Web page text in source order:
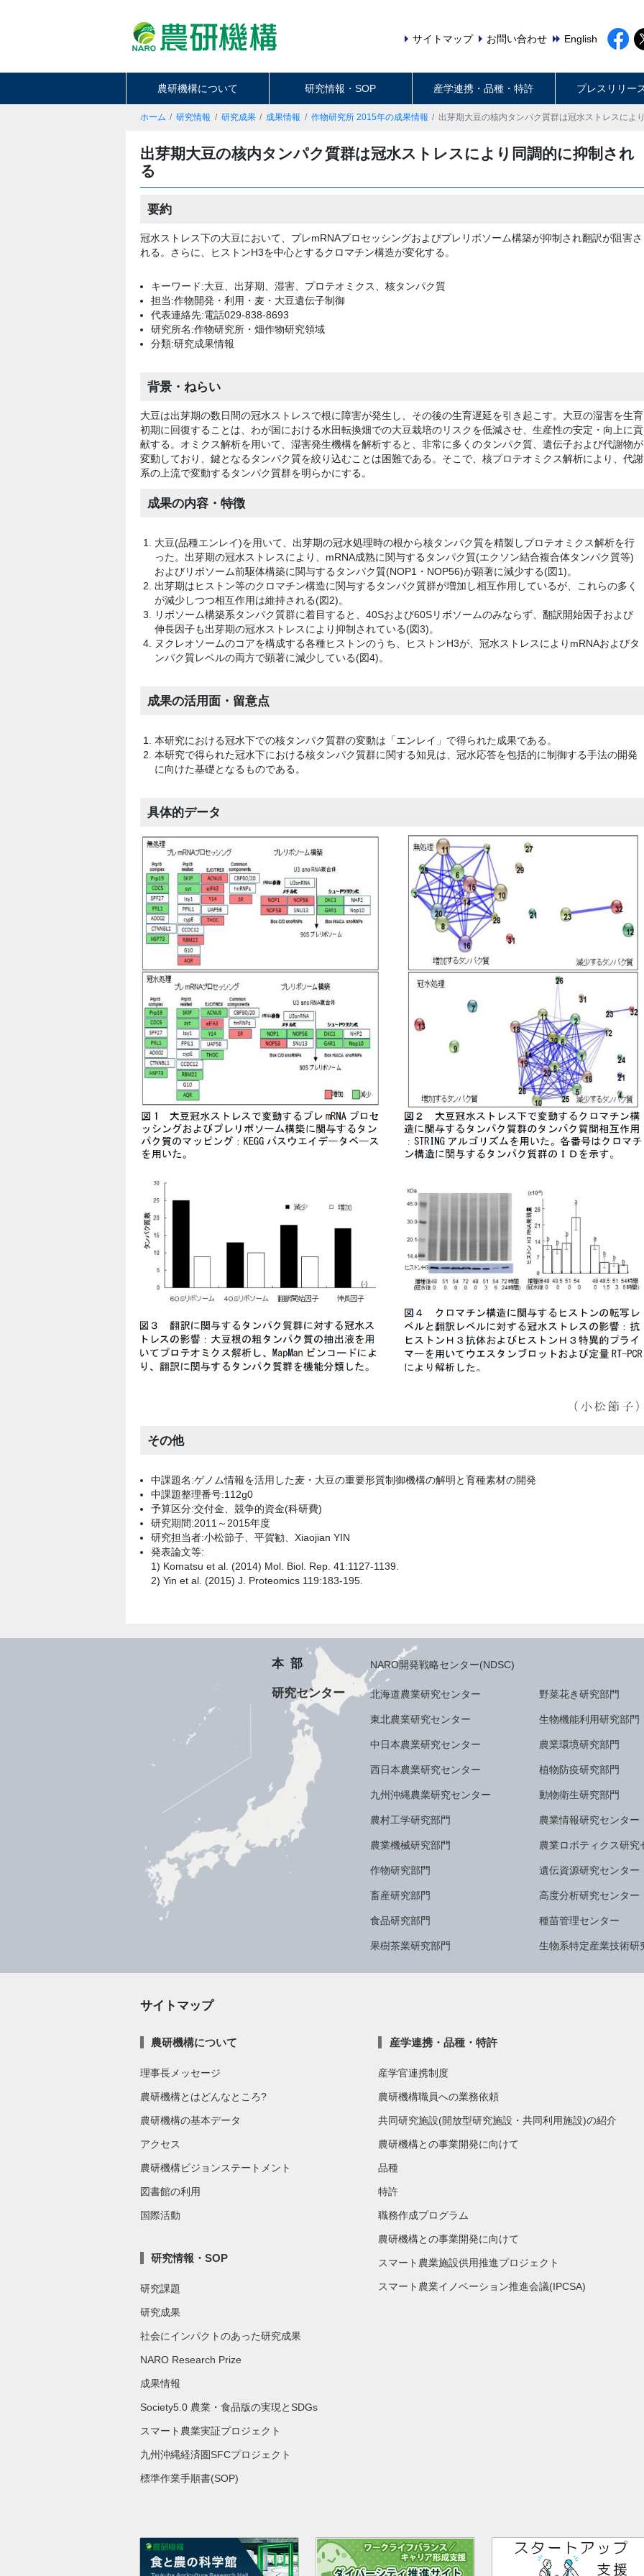
サイトマップ お問い合わせ English
農研機構について 研究情報・SOP 産学連携・品種・特許 プレスリリー
ホーム 研究情報 研究成果 成果情報 作物研究所 2015年の成果情報 出芽期大豆の核内タンパク質群は冠水ストレスによ
出芽期大豆の核内タンパク質群は冠水ストレスにより同調的に抑制され
る
要約
冠水ストレス下の大豆において、プレmRNAプロセッシングおよびプレリボソーム構築が抑制され翻訳が阻害さ
れる。さらに、ヒストンH3を中心とするクロマチン構造が変化する。
キーワード:大豆、出芽期、湿害、プロテオミクス、核タンパク質
担当:作物開発・利用・麦・大豆遺伝子制御
代表連絡先:電話029-838-8693
研究所名:作物研究所・畑作物研究領域
分類:研究成果情報
背景・ねらい
大豆は出芽期の数日間の冠水ストレスで根に障害が発生し、その後の生育遅延を引き起こす。大豆の湿害を生育
初期に回復することは、わが国における水田転換畑での大豆栽培のリスクを低減させ、生産性の安定・向上に貢
献する。オミクス解析を用いて、湿害発生機構を解析すると、非常に多くのタンパク質、遺伝子および代謝物が
変動しており、鍵となるタンパク質を絞り込むことは困難である。そこで、核プロテオミクス解析により、代謝
系の上流で変動するタンパク質群を明らかにする。
成果の内容・特徴
大豆(品種エンレイ)を用いて、出芽期の冠水処理時の根から核タンパク質を精製しプロテオミクス解析を行
った。出芽期の冠水ストレスにより、mRNA成熟に関与するタンパク質(エクソン結合複合体タンパク質等)
およびリボソーム前駆体構築に関与するタンパク質(NOP1・NOP56)が顕著に減少する(図1)。
出芽期はヒストン等のクロマチン構造に関与するタンパク質群が増加し相互作用しているが、これらの多く
が減少しつつ相互作用は維持される(図2)。
リボソーム構築系タンパク質群に着目すると、40Sおよび60Sリボソームのみならず、翻訳開始因子および
伸長因子も出芽期の冠水ストレスにより抑制されている(図3)。
ヌクレオソームのコアを構成する各種ヒストンのうち、ヒストンH3が、冠水ストレスによりmRNAおよびタ
ンパク質レベルの両方で顕著に減少している(図4)。
成果の活用面・留意点
本研究における冠水下での核タンパク質群の変動は「エンレイ」で得られた成果である。
本研究で得られた冠水下における核タンパク質群に関する知見は、冠水応答を包括的に制御する手法の開発
に向けた基礎となるものである。
具体的データ
その他
中課題名:ゲノム情報を活用した麦・大豆の重要形質制御機構の解明と育種素材の開発
中課題整理番号:112g0
予算区分:交付金、競争的資金(科研費)
研究期間:2011～2015年度
研究担当者:小松節子、平賀勧、Xiaojian YIN
発表論文等:
1) Komatsu et al. (2014) Mol. Biol. Rep. 41:1127-1139.
2) Yin et al. (2015) J. Proteomics 119:183-195.
本部 NARO開発戦略センター(NDSC)
研究センター 北海道農業研究センター
東北農業研究センター
中日本農業研究センター
西日本農業研究センター
九州沖縄農業研究センター
農村工学研究部門
農業機械研究部門
作物研究部門
畜産研究部門
食品研究部門
果樹茶業研究部門
野菜花き研究部門
生物機能利用研究部門
農業環境研究部門
植物防疫研究部門
動物衛生研究部門
農業情報研究センター
農業ロボティクス研究
遺伝資源研究センター
高度分析研究センター
種苗管理センター
生物系特定産業技術研
サイトマップ
農研機構について
理事長メッセージ
農研機構とはどんなところ?
農研機構の基本データ
アクセス
農研機構ビジョンステートメント
図書館の利用
国際活動
研究情報・SOP
研究課題
研究成果
社会にインパクトのあった研究成果
NARO Research Prize
成果情報
Society5.0 農業・食品版の実現とSDGs
スマート農業実証プロジェクト
九州沖縄経済圏SFCプロジェクト
標準作業手順書(SOP)
産学連携・品種・特許
産学官連携制度
農研機構職員への業務依頼
共同研究施設(開放型研究施設・共同利用施設)の紹介
農研機構との事業開発に向けて
品種
特許
職務作成プログラム
農研機構との事業開発に向けて
スマート農業施設供用推進プロジェクト
スマート農業イノベーション推進会議(IPCSA)